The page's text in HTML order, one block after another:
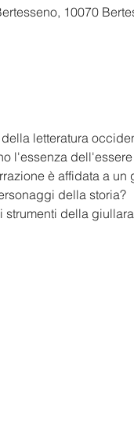
10070
letteratura
l'essenza dell'essere
è affidata a
della storia?
strumenti della